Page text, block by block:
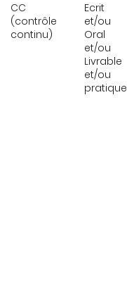
CC
(contrôle
continu)
Ecrit
et/ou
Oral
et/ou
Livrable
et/ou
pratique